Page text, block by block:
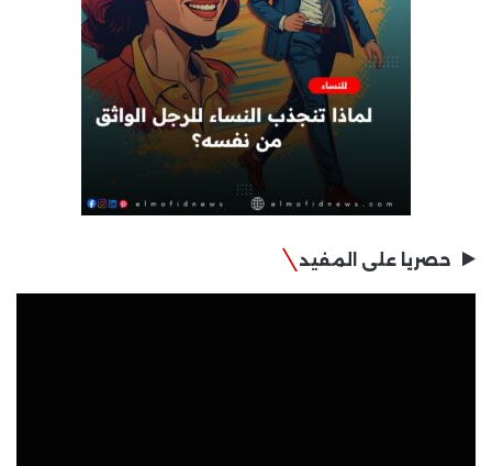
حصريا على المفيد